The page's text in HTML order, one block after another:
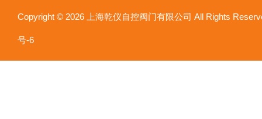
Copyright © 2026 上海乾仪自控阀门有限公司 All Rights
号-6